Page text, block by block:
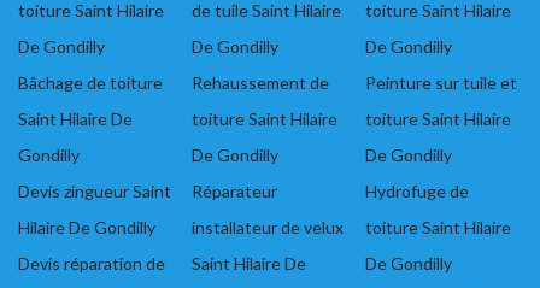
toiture Saint Hilaire
De Gondilly
Bâchage de toiture
Saint Hilaire De
Gondilly
Devis zingueur Saint
Hilaire De Gondilly
Devis réparation de
de tuile Saint Hilaire
De Gondilly
Rehaussement de
toiture Saint Hilaire
De Gondilly
Réparateur
installateur de velux
Saint Hilaire De
toiture Saint Hilaire
De Gondilly
Peinture sur tuile et
toiture Saint Hilaire
De Gondilly
Hydrofuge de
toiture Saint Hilaire
De Gondilly